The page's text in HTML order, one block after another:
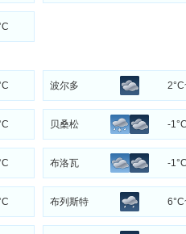
波尔多
贝桑松 -
布洛瓦 -
布列斯特